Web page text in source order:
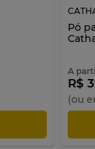
Pó
A
R$
(ou